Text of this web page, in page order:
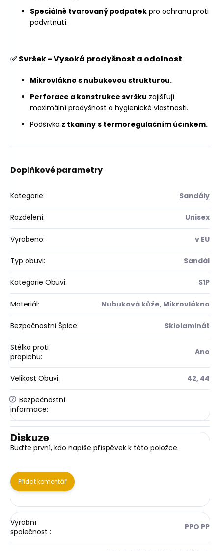
Speciálně tvarovaný podpatek pro ochranu proti
podvrtnutí.
✅ Svršek - Vysoká prodyšnost a odolnost
Mikrovlákno s nubukovou strukturou.
Perforace a konstrukce svršku zajišťují
maximální prodyšnost a hygienické vlastnosti.
Podšívka z tkaniny s termoregulačním účinkem.
Doplňkové parametry
Kategorie: Sandály
Rozdělení: Unisex
Vyrobeno: v EU
Typ obuvi: Sandál
Kategorie Obuvi: S1P
Materiál: Nubuková kůže, Mikrovlákno
Bezpečnostní Špice: Sklolaminát
Stélka proti
propichu: Ano
Velikost Obuvi: 42, 44
? Bezpečnostní
informace:
Diskuze
Buďte první, kdo napíše příspěvek k této položce.
Přidat komentář
Výrobní
společnost : PPO PP